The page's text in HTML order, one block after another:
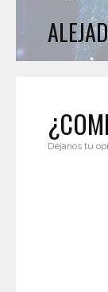
Déjanos tu